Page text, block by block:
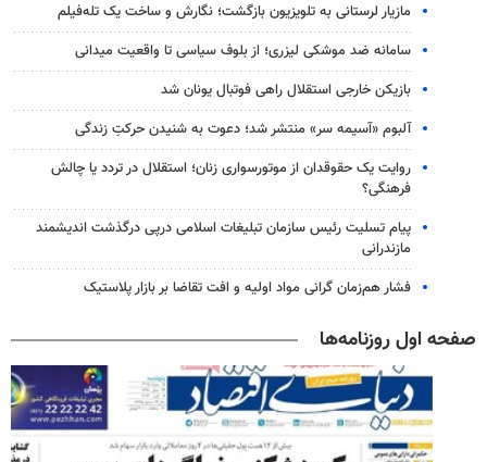
مازیار لرستانی به تلویزیون بازگشت؛ نگارش و ساخت یک تله‌فیلم
سامانه ضد موشکی لیزری؛ از بلوف سیاسی تا واقعیت میدانی
بازیکن خارجی استقلال راهی فوتبال یونان شد
آلبوم «آسیمه سر» منتشر شد؛ دعوت به شنیدن حرکتِ زندگی
روایت یک حقوقدان از موتورسواری زنان؛ استقلال در تردد یا چالش
فرهنگی؟
پیام تسلیت رئیس سازمان تبلیغات اسلامی درپی درگذشت اندیشمند
مازندرانی
فشار هم‌زمان گرانی مواد اولیه و افت تقاضا بر بازار پلاستیک
صفحه اول روزنامه‌ها